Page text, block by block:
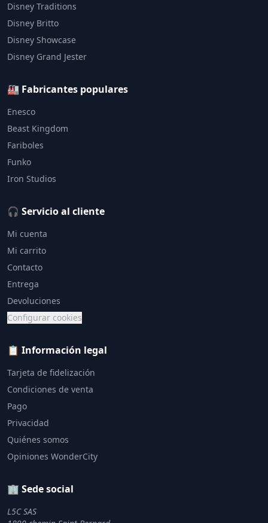
Disney Traditions
Disney Britto
Disney Showcase
Disney Grand Jester
🏭 Fabricantes populares
Enesco
Beast Kingdom
Fariboles
Funko
Iron Studios
🎧 Servicio al cliente
Mi cuenta
Mi carrito
Contacto
Entrega
Devoluciones
Configurar cookies
📋 Información legal
Tarjeta de fidelización
Condiciones de venta
Pago
Privacidad
Quiénes somos
Opiniones WonderCity
🏢 Sede social
L5C SAS